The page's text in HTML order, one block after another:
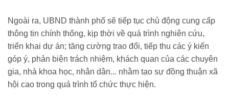
Ngoài ra, UBND thành phố sẽ tiếp tục chủ động cung cấp
thông tin chính thống, kịp thời về quá trình nghiên cứu,
triển khai dự án; tăng cường trao đổi, tiếp thu các ý kiến
góp ý, phản biện trách nhiệm, khách quan của các chuyên
gia, nhà khoa học, nhân dân... nhằm tạo sự đồng thuận xã
hội cao trong quá trình tổ chức thực hiện.